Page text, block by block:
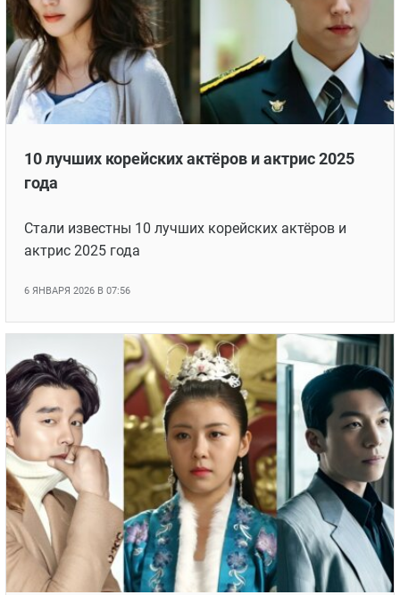
10 лучших корейских актёров и актрис 2025
года
Стали известны 10 лучших корейских актёров и
актрис 2025 года
6 ЯНВАРЯ 2026 В 07:56